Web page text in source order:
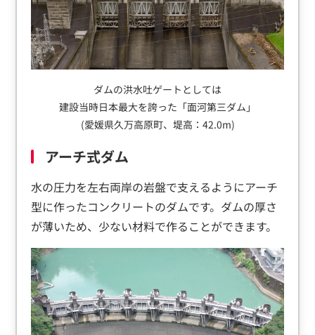
ダムの洪水吐ゲートとしては
建設当時日本最大を誇った「面河第三ダム」
(愛媛県久万高原町、堤高：42.0m)
アーチ式ダム
水の圧力を左右両岸の岩盤で支えるようにアーチ
型に作ったコンクリートのダムです。ダムの厚さ
が薄いため、少ない材料で作ることができます。